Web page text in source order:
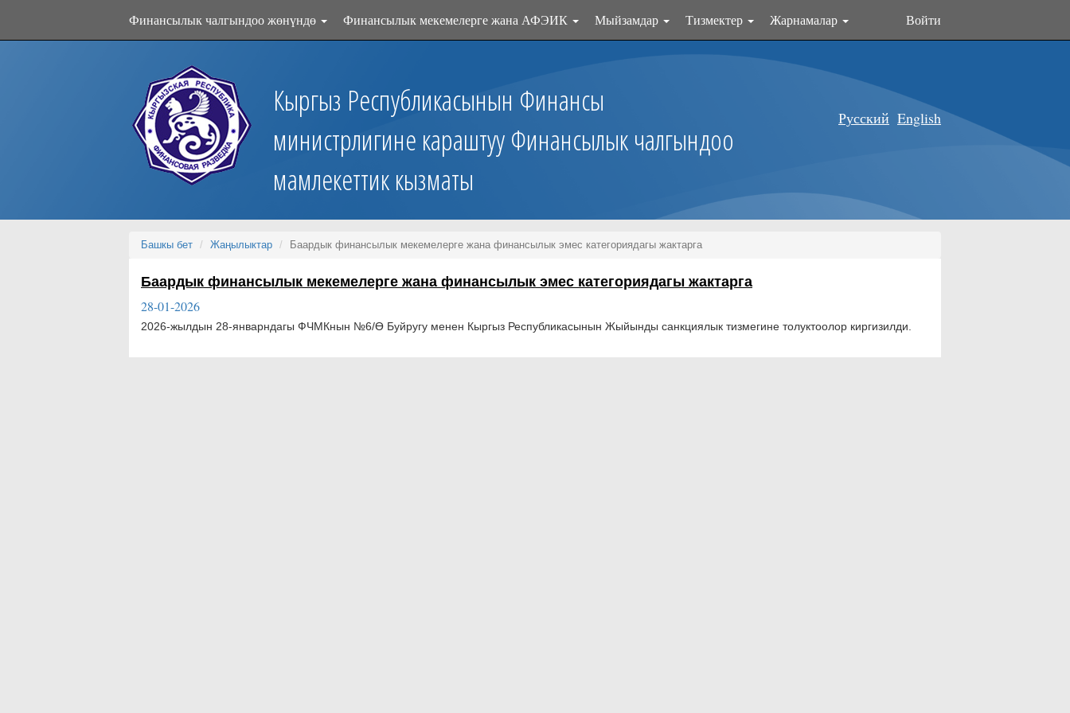
Финансылык чалгындоо жөнүндө Финансылык мекемелерге жана АФЭИК Мыйзамдар Тизмектер Жарнамалар Войти
Кыргыз Республикасынын Финансы
министрлигине караштуу Финансылык чалгындоо
мамлекеттик кызматы
Русский English
Башкы бет Жаңылыктар Баардык финансылык мекемелерге жана финансылык эмес категориядагы жактарга
Баардык финансылык мекемелерге жана финансылык эмес категориядагы жактарга
28-01-2026
2026-жылдын 28-январндагы ФЧМКнын №6/Ө Буйругу менен Кыргыз Республикасынын Жыйынды санкциялык тизмегине толуктоолор киргизилди.